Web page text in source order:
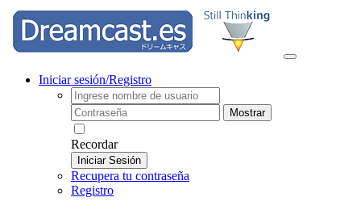
Iniciar sesión/Registro
Mostrar
Recordar
Iniciar Sesión
Recupera tu contraseña
Registro